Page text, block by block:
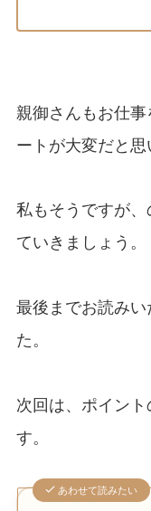
親御さんもお仕
ートが大変だと思
私もそうですが
ていきましょう。
最後までお読み
た。
次回は、ポイン
す。
あわせて読みたい